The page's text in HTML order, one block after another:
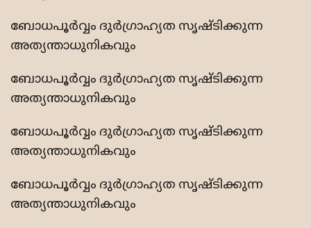
ബോധപൂര്‍വ്വം ദുര്‍ഗ്രാഹ്യത സൃഷ്ടിക്കുന്ന
അത്യന്താധുനികവും
ബോധപൂര്‍വ്വം ദുര്‍ഗ്രാഹ്യത സൃഷ്ടിക്കുന്ന
അത്യന്താധുനികവും
ബോധപൂര്‍വ്വം ദുര്‍ഗ്രാഹ്യത സൃഷ്ടിക്കുന്ന
അത്യന്താധുനികവും
ബോധപൂര്‍വ്വം ദുര്‍ഗ്രാഹ്യത സൃഷ്ടിക്കുന്ന
അത്യന്താധുനികവും